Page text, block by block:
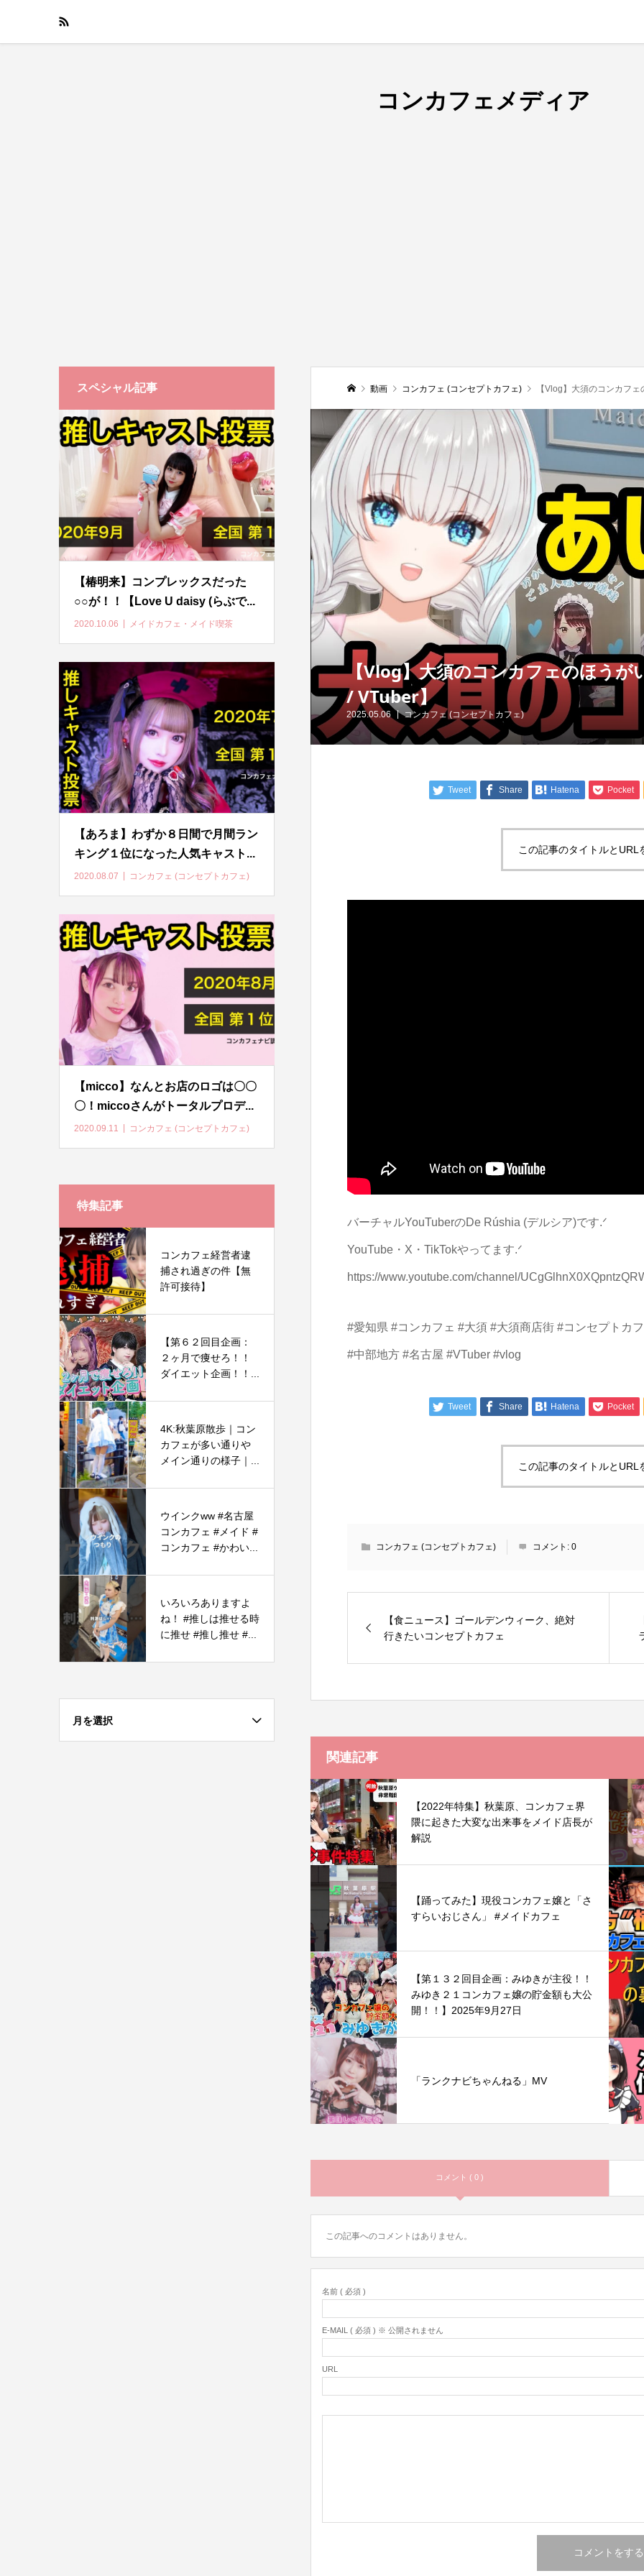
コンカフェメディア
動画 コンカフェ (コンセプトカフェ) 【Vlog】大須のコンカフ
【Vlog】大須のコンカフェのほうが
/ VTuber】
2025.05.06 コンカフェ (コンセプトカフェ)
Tweet Share Hatena Pocket
この記事のタイトルとURL
バーチャルYouTuberのDe Rúshia (デルシア)です.ᐟ
YouTube・X・TikTokやってます.ᐟ
https://www.youtube.com/channel/
#愛知県 #コンカフェ #大須 #大須商店街 #コンセプトカ
#中部地方 #名古屋 #VTuber #vlog
Tweet Share Hatena Pocket
この記事のタイトルとURL
コンカフェ (コンセプトカフェ) コメント: 0
【食ニュース】ゴールデンウィーク、絶対
行きたいコンセプトカフェ
関連記事
【2022年特集】秋葉原、コンカフェ界
隈に起きた大変な出来事をメイド店長が
解説
【踊ってみた】現役コンカフェ嬢と「さ
すらいおじさん」 #メイドカフェ
【第１３２回目企画：みゆきが主役！！
みゆき２１コンカフェ嬢の貯金額も大公
開！！】2025年9月27日
「ランクナビちゃんねる」MV
コメント ( 0 )
この記事へのコメントはありません。
名前 ( 必須 )
E-MAIL ( 必須 ) ※ 公開されません
URL
スペシャル記事
【椿明来】コンプレックスだった
○○が！！【Love U daisy (らぶで...
2020.10.06 メイドカフェ・メイド喫茶
【あろま】わずか８日間で月間ラン
キング１位になった人気キャスト...
2020.08.07 コンカフェ (コンセプトカフェ)
【micco】なんとお店のロゴは〇〇
〇！miccoさんがトータルプロデ...
2020.09.11 コンカフェ (コンセプトカフェ)
特集記事
コンカフェ経営者逮
捕され過ぎの件【無
許可接待】
【第６２回目企画：
２ヶ月で痩せろ！！
ダイエット企画！！...
4K:秋葉原散歩｜コン
カフェが多い通りや
メイン通りの様子｜...
ウインクww #名古屋
コンカフェ #メイド #
コンカフェ #かわい...
いろいろありますよ
ね！ #推しは推せる時
に推せ #推し推せ #...
月を選択